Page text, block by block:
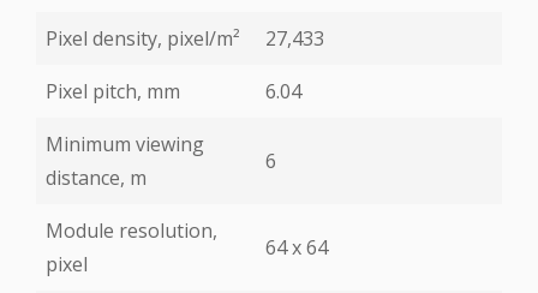
Pixel density, pixel/m²
27,433
Pixel pitch, mm
6.04
Minimum viewing
distance, m
6
Module resolution,
pixel
64 х 64